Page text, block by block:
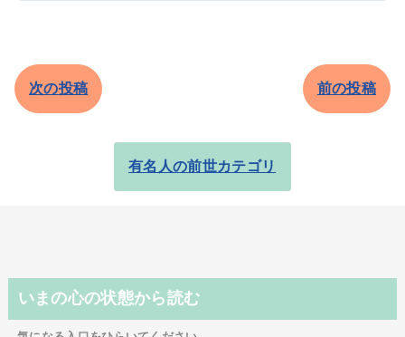
次の投稿 前の投稿
有名人の前世カテゴリ
いまの心の状態から読む